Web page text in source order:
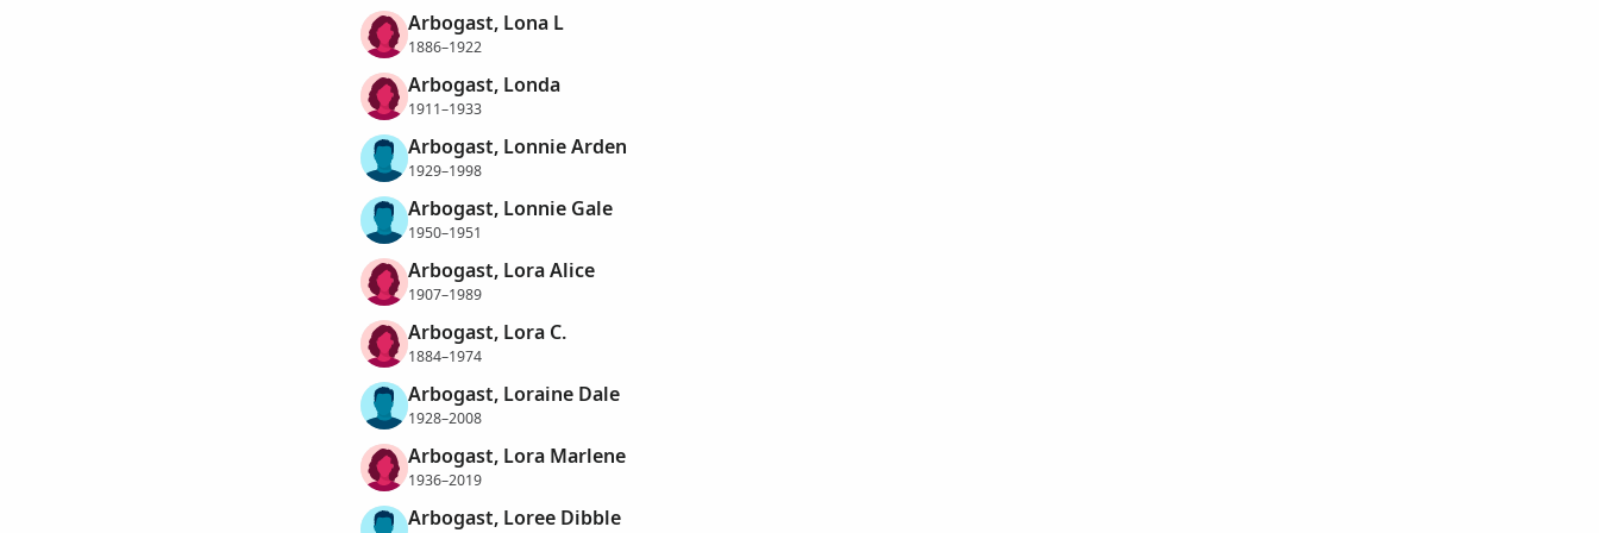
Arbogast, Lona L
1886–1922
Arbogast, Londa
1911–1933
Arbogast, Lonnie Arden
1929–1998
Arbogast, Lonnie Gale
1950–1951
Arbogast, Lora Alice
1907–1989
Arbogast, Lora C.
1884–1974
Arbogast, Loraine Dale
1928–2008
Arbogast, Lora Marlene
1936–2019
Arbogast, Loree Dibble